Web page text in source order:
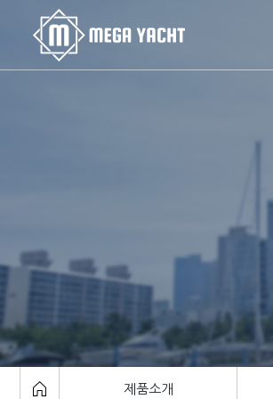
제품소개